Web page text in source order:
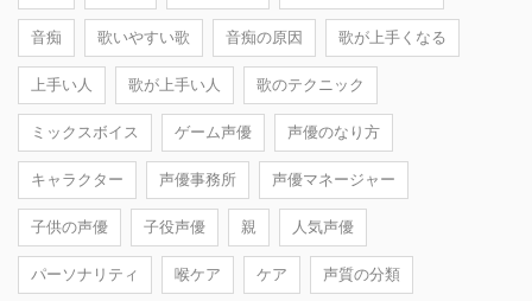
音痴 歌いやすい歌 音痴の原因 歌が上手くなる
上手い人 歌が上手い人 歌のテクニック
ミックスボイス ゲーム声優 声優のなり方
キャラクター 声優事務所 声優マネージャー
子供の声優 子役声優 親 人気声優
パーソナリティ 喉ケア ケア 声質の分類